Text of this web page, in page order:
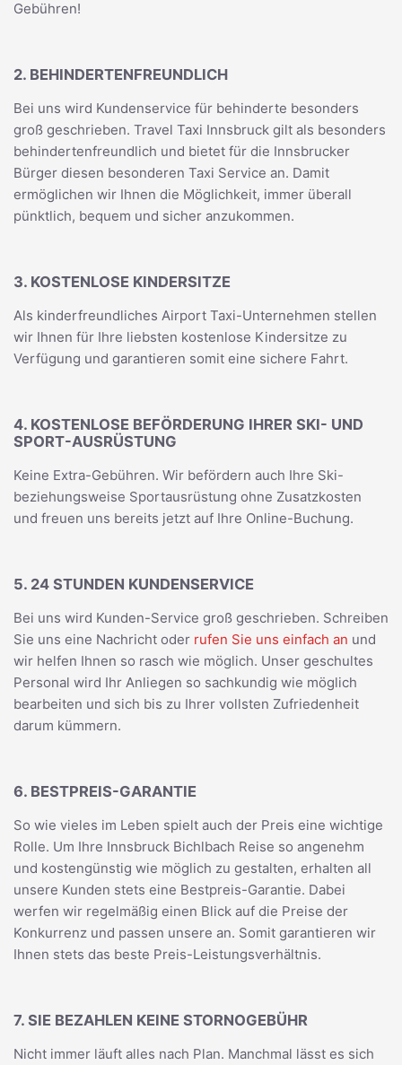
Gebühren!
2. BEHINDERTENFREUNDLICH
Bei uns wird Kundenservice für behinderte besonders
groß geschrieben. Travel Taxi Innsbruck gilt als besonders
behindertenfreundlich und bietet für die Innsbrucker
Bürger diesen besonderen Taxi Service an. Damit
ermöglichen wir Ihnen die Möglichkeit, immer überall
pünktlich, bequem und sicher anzukommen.
3. KOSTENLOSE KINDERSITZE
Als kinderfreundliches Airport Taxi-Unternehmen stellen
wir Ihnen für Ihre liebsten kostenlose Kindersitze zu
Verfügung und garantieren somit eine sichere Fahrt.
4. KOSTENLOSE BEFÖRDERUNG IHRER SKI- UND
SPORT-AUSRÜSTUNG
Keine Extra-Gebühren. Wir befördern auch Ihre Ski-
beziehungsweise Sportausrüstung ohne Zusatzkosten
und freuen uns bereits jetzt auf Ihre Online-Buchung.
5. 24 STUNDEN KUNDENSERVICE
Bei uns wird Kunden-Service groß geschrieben. Schreiben
Sie uns eine Nachricht oder rufen Sie uns einfach an und
wir helfen Ihnen so rasch wie möglich. Unser geschultes
Personal wird Ihr Anliegen so sachkundig wie möglich
bearbeiten und sich bis zu Ihrer vollsten Zufriedenheit
darum kümmern.
6. BESTPREIS-GARANTIE
So wie vieles im Leben spielt auch der Preis eine wichtige
Rolle. Um Ihre Innsbruck Bichlbach Reise so angenehm
und kostengünstig wie möglich zu gestalten, erhalten all
unsere Kunden stets eine Bestpreis-Garantie. Dabei
werfen wir regelmäßig einen Blick auf die Preise der
Konkurrenz und passen unsere an. Somit garantieren wir
Ihnen stets das beste Preis-Leistungsverhältnis.
7. SIE BEZAHLEN KEINE STORNOGEBÜHR
Nicht immer läuft alles nach Plan. Manchmal lässt es sich